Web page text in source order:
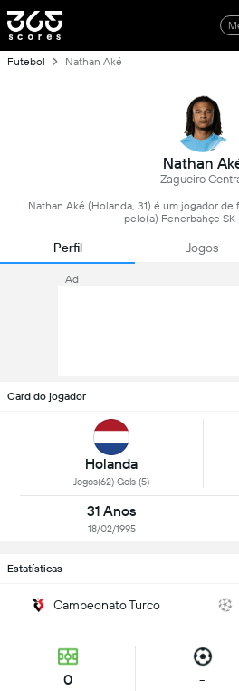
Futebol Nathan Aké
Nathan
Zagueiro
Nathan Aké (Holanda, 31) é um jogador
pelo(a) Fenerbahçe SK
Perfil Jogos
Ad
Card do jogador
Holanda
Jogos(62) Gols (5)
31 Anos
18/02/1995
Estatísticas
Campeonato Turco
0 -